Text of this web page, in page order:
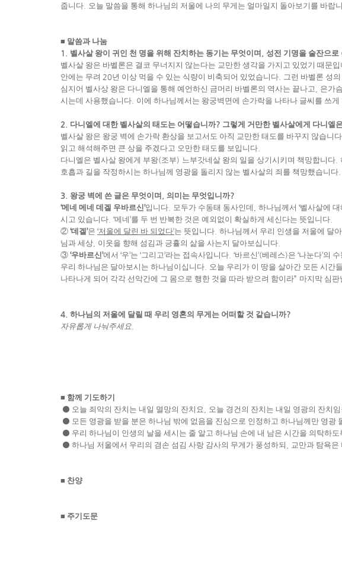
줍니다 오늘 말씀을 통해 하나님의 저울에 나의 무게는 얼마일지 돌아보기를 바랍
■ 말씀과 나눔
1. 벨사살 왕이 귀인 천 명을 위해 잔치하는 동기는 무엇이며 , 성전 기명을 술잔으로
벨사살 왕은 바벨론은 결코 무너지지 않는다는 교만한 생각을 가지고 있었기 때문
안에는 무려 20년 이상 먹을 수 있는 식량이 비축되어 있었습니다 그런 바벨론 성
심지어 벨사상 왕은 다니엘을 통해 예언하신 금머리 바벨론의 역사는 끝나고
은가
시는데 사용했습니다 이에 하나님께서는 왕궁벽면에 손가락을 나타나 글씨를 쓰
2. 다니엘에 대한 벨사살의 태도는 어떻습니까? 그렇게 거만한 벨사살에게 다니엘
벨사살 왕은 왕궁 벽에 손가락 환상을 보고서도 아직 교만한 태도를 바꾸지 않습니다
읽고 해석해주면 큰 상을 주겠다고 오만한 태도를 보입니다
다니엘은 벨사살 왕에게 부왕(조부) 느부갓네살 왕의 일을 상기시키며 책망합니다
호흡과 길을 작정하시는 하나님께 영광을 돌리지 않는 벨사살의 죄를 책망했습니다
3. 왕궁 벽에 쓴 글은 무엇이며 , 의미는 무엇입니까?
‘메네 메네 데겔 우바르신’입니다 모두가 수동태 동사인데 하나님께서 ‘벨사살에
시고 있습니다 . ‘메네’를 두 번 반복한 것은 예외없이 확실하게 세신다는 뜻입니다
② ‘데겔 ’은 ‘저울에 달린 바 되었다’는 뜻입니다 하나님께서 우리 인생을 저울에 달
님과 세상 이웃을 향해 섬김과 긍휼의 삶을 사는지 달아보십니다
③ ‘우바르신’에서 ‘우’는 ‘그리고’라는 접속사입니다 . ‘바르신’(베레스)은 ‘나눈다’의
우리 하나님은 달아보시는 하나님이십니다 오늘 우리가 이 땅을 살아간 모든 시간
나타나게 되어 각각 선악간에 그 몸으로 행한 것을 따라 받으려 함이라” 마지막 심
4. 하나님의 저울에 달릴 때 우리 영혼의 무게는 어떠할 것 같습니까?
자유롭게 나눠주세요
■ 함께 기도하기
⚫ 오늘 죄악의 잔치는 내일 멸망의 잔치요
오늘 경건의 잔치는 내일 영광의 잔치
⚫ 모든 영광을 받을 분은 하나님 밖에 없음을 진심으로 인정하고 하나님께만 영광
⚫ 우리 하나님이 인생의 날을 세시는 줄 알고 하나님 손에 내 남은 시간을 의탁하도
⚫ 하나님 저울에서 우리의 겸손 섬김 사랑 감사의 무게가 풍성하되 교만과 탐욕은
■ 찬양
■ 주기도문